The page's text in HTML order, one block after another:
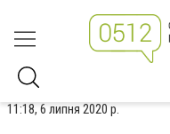
11:18, 6 липня 2020 р.